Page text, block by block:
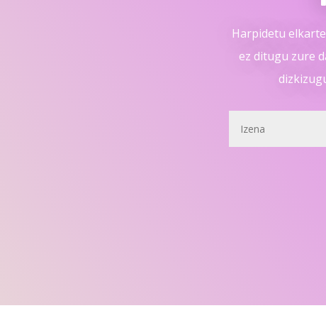
Harpidetu
ez ditugu zure